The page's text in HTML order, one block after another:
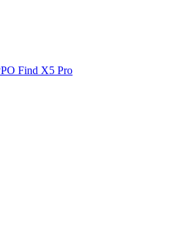
Find X5 Pro